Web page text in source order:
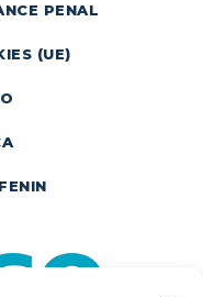
PENAL
(UE)